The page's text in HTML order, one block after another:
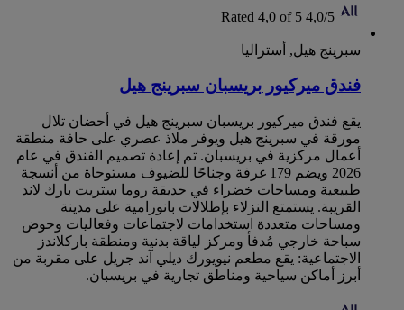
4,0/5
Rated 4,0 of 5
سبرينج هيل, أستراليا
فندق ميركيور بريسبان سبرينج هيل
يقع فندق ميركيور بريسبان سبرينج هيل في أحضان تلال
مورقة في سبرينج هيل ويوفر ملاذ عصري على حافة منطقة
أعمال مركزية في بريسبان. تم إعادة تصميم الفندق في عام
2026 ويضم 179 غرفة وجناحًا للضيوف مستوحاة من أنسجة
طبيعية ومساحات خضراء في حديقة روما ستريت بارك لاند
القريبة. يستمتع النزلاء بإطلالات بانورامية على مدينة
ومساحات متعددة استخدامات لاجتماعات وفعاليات وحوض
سباحة خارجي مُدفأ ومركز لياقة بدنية ومنطقة باركلاندز
الاجتماعية: يقع مطعم نيويورك ديلي آند جريل على مقربة من
أبرز أماكن سياحية ومناطق تجارية في بريسبان.